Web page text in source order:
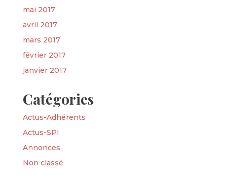
mai 2017
avril 2017
mars 2017
février 2017
janvier 2017
Catégories
Actus-Adhérents
Actus-SPI
Annonces
Non classé